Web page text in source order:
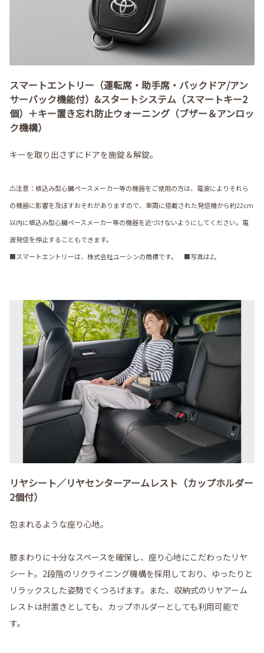
スマートエントリー（運転席・助手席・バックドア/アン
サーバック機能付）&スタートシステム（スマートキー2
個）＋キー置き忘れ防止ウォーニング（ブザー＆アンロッ
ク機構）
キーを取り出さずにドアを施錠＆解錠。
⚠注意：植込み型心臓ペースメーカー等の機器をご使用の方は、電波によりそれら
の機器に影響を及ぼすおそれがありますので、車両に搭載された発信機から約22cm
以内に植込み型心臓ペースメーカー等の機器を近づけないようにしてください。電
波発信を停止することもできます。
■スマートエントリーは、株式会社ユーシンの商標です。 ■写真はZ。
リヤシート／リヤセンターアームレスト（カップホルダー
2個付）
包まれるような座り心地。
膝まわりに十分なスペースを確保し、座り心地にこだわったリヤ
シート。2段階のリクライニング機構を採用しており、ゆったりと
リラックスした姿勢でくつろげます。また、収納式のリヤアーム
レストは肘置きとしても、カップホルダーとしても利用可能で
す。